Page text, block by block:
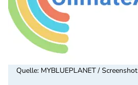
Quelle: MYBLUEPLANET / Screenshot